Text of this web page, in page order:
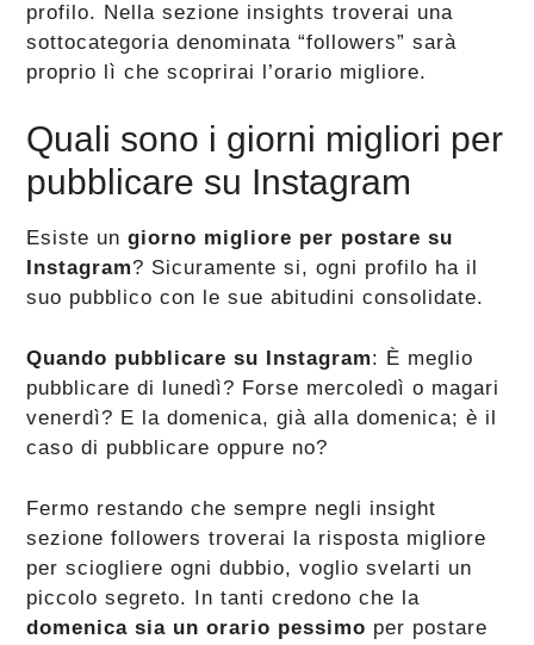
profilo. Nella sezione insights troverai una
sottocategoria denominata “followers” sarà
proprio lì che scoprirai l’orario migliore.
Quali sono i giorni migliori per
pubblicare su Instagram
Esiste ungiorno migliore per postare su
Instagram? Sicuramente si, ogni profilo ha il
suo pubblico con le sue abitudini consolidate.
Quando pubblicare su Instagram: È meglio
pubblicare di lunedì? Forse mercoledì o magari
venerdì? E la domenica, già alla domenica; è il
caso di pubblicare oppure no?
Fermo restando che sempre negli insight
sezione followers troverai la risposta migliore
per sciogliere ogni dubbio, voglio svelarti un
piccolo segreto. In tanti credono che la
domenica sia un orario pessimo per postare